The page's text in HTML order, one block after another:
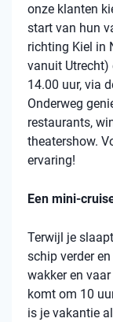
onze klanten
start van hun
richting Kiel in
vanuit Utrecht)
14.00 uur, via
Onderweg
restaurants,
theatershow.
ervaring!
Een mini-
Terwijl je
schip verder
wakker en
komt om 10
is je vakantie